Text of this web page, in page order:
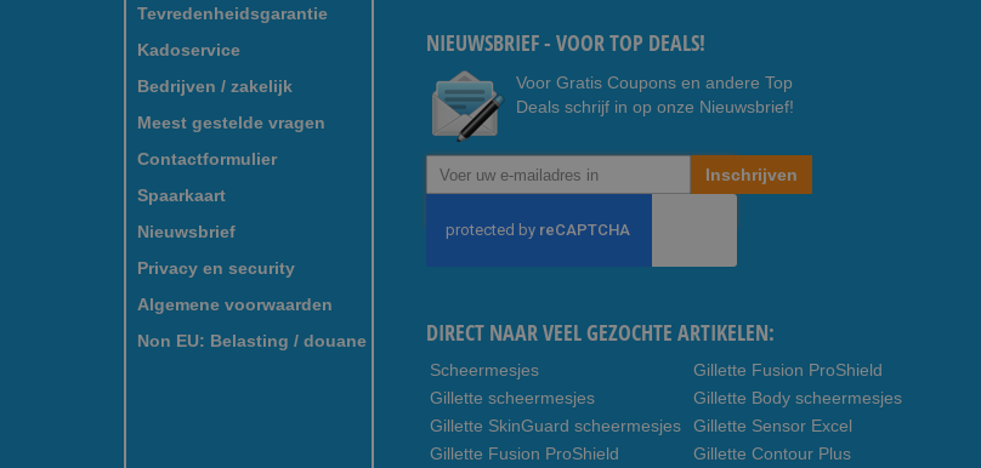
Tevredenheidsgarantie
Kadoservice
Bedrijven / zakelijk
Meest gestelde vragen
Contactformulier
Spaarkaart
Nieuwsbrief
Privacy en security
Algemene voorwaarden
Non EU: Belasting / douane
NIEUWSBRIEF - VOOR TOP DEALS!
Voor Gratis Coupons en andere Top
Deals schrijf in op onze Nieuwsbrief!
Abonneer
u
onze
Inschrijven
DIRECT NAAR VEEL GEZOCHTE ARTIKELEN:
Scheermesjes
Gillette scheermesjes
Gillette SkinGuard scheermesjes
Gillette Fusion ProShield
Gillette Fusion ProShield
Gillette Body scheermesjes
Gillette Sensor Excel
Gillette Contour Plus